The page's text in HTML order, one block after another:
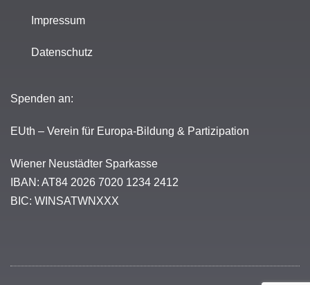
Impressum
Datenschutz
Spenden an:
EUth – Verein für Europa-Bildung & Partizipation
Wiener Neustädter Sparkasse
IBAN: AT84 2026 7020 1234 2412
BIC: WINSATWNXXX